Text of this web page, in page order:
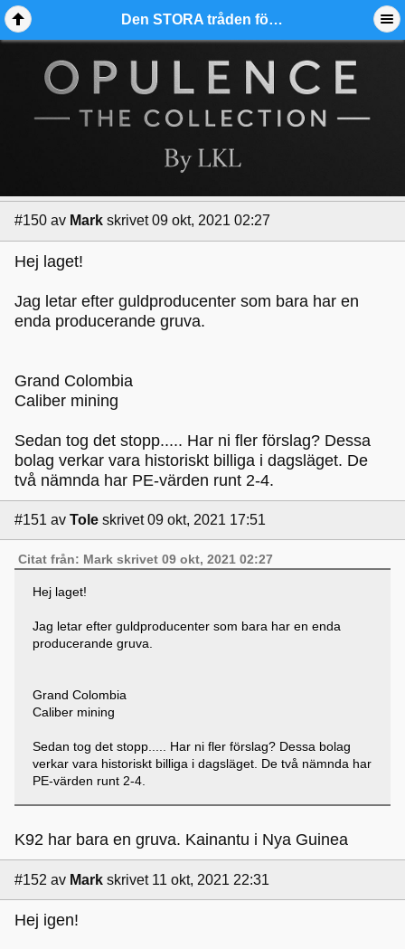
Den STORA tråden för aktier i gruvbranschen - Ädelmetallforum
#150 av Mark skrivet 09 okt, 2021 02:27
Hej laget!
Jag letar efter guldproducenter som bara har en
enda producerande gruva.
Grand Colombia
Caliber mining
Sedan tog det stopp..... Har ni fler förslag? Dessa
bolag verkar vara historiskt billiga i dagsläget. De
två nämnda har PE-värden runt 2-4.
#151 av Tole skrivet 09 okt, 2021 17:51
Citat från: Mark skrivet 09 okt, 2021 02:27
Hej laget!
Jag letar efter guldproducenter som bara har en enda
producerande gruva.
Grand Colombia
Caliber mining
Sedan tog det stopp..... Har ni fler förslag? Dessa bolag
verkar vara historiskt billiga i dagsläget. De två nämnda har
PE-värden runt 2-4.
K92 har bara en gruva. Kainantu i Nya Guinea
#152 av Mark skrivet 11 okt, 2021 22:31
Hej igen!